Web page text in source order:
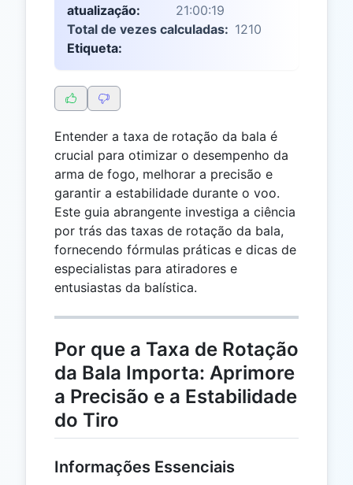
atualização:
21:00:19
Total de vezes calculadas: 1210
Etiqueta:
Entender a taxa de rotação da bala é
crucial para otimizar o desempenho da
arma de fogo, melhorar a precisão e
garantir a estabilidade durante o voo.
Este guia abrangente investiga a ciência
por trás das taxas de rotação da bala,
fornecendo fórmulas práticas e dicas de
especialistas para atiradores e
entusiastas da balística.
Por que a Taxa de Rotação
da Bala Importa: Aprimore
a Precisão e a Estabilidade
do Tiro
Informações Essenciais